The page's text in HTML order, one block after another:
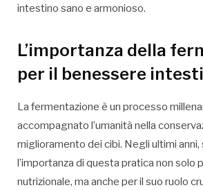
intestino sano e armonioso.
L’importanza della
per il benessere
La fermentazione è un processo
accompagnato l’umanità nella
miglioramento dei cibi. Negli ultimi
l’importanza di questa pratica non solo
nutrizionale, ma anche per il suo ruolo